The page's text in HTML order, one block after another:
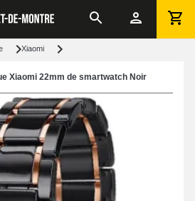
Xiaomi
Xiaomi 22mm de smartwatch Noir